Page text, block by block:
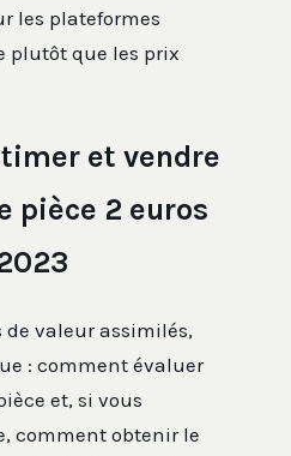
les plateformes
plutôt que les prix
et vendre
pièce 2 euros
de valeur assimilés,
: comment évaluer
et, si vous
comment obtenir le